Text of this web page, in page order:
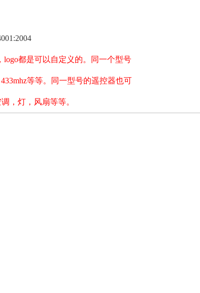
都是可以自定义的。同一个型号
等等。同一型号的遥控器也可
，灯，风扇等等。